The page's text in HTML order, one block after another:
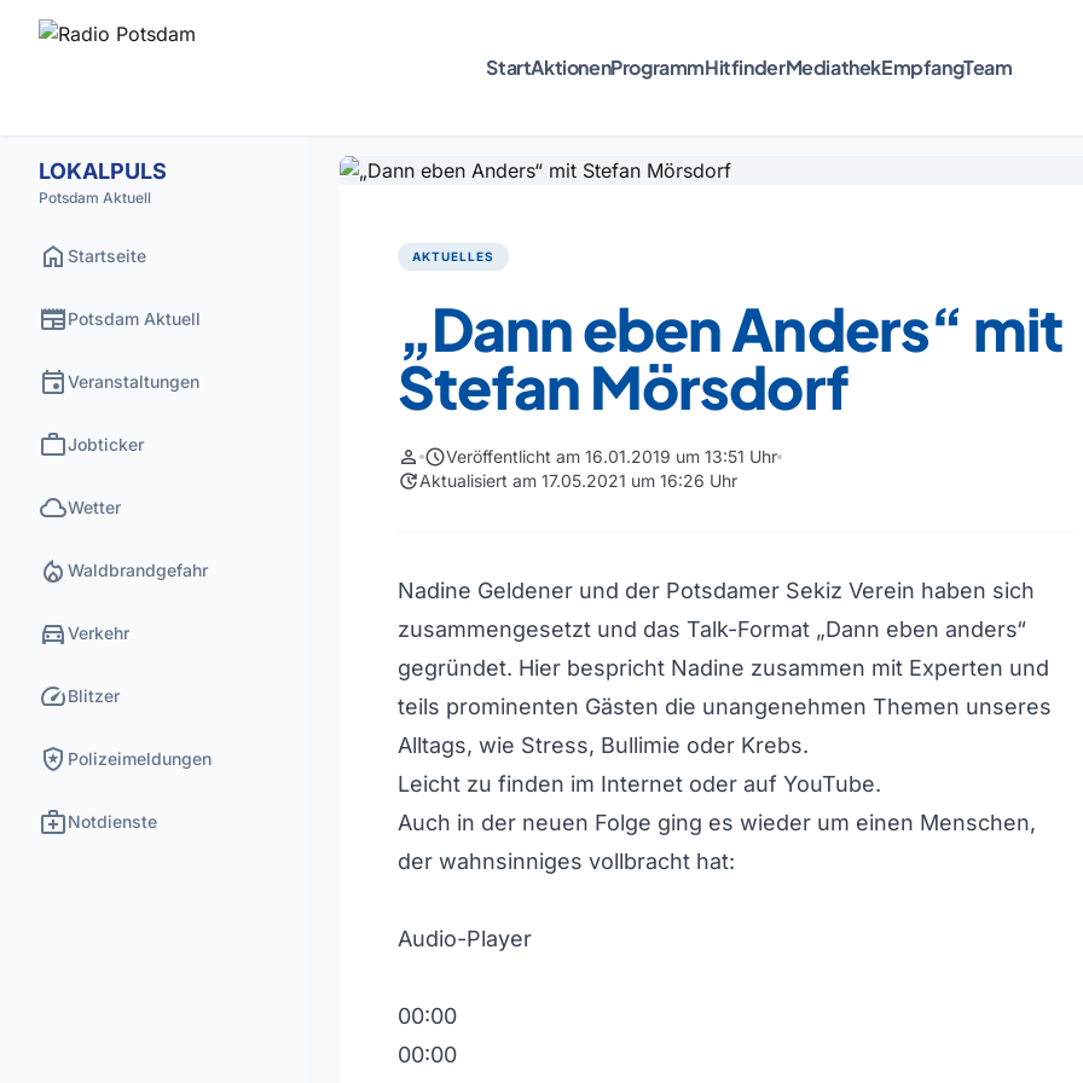
StartAktionenProgrammHitfinderMediathekEmpfangTeam
LOKALPULS
Potsdam Aktuell
home Startseite
newspaperPotsdam Aktuell
eventVeranstaltungen
workJobticker
cloudWetter
local_fire_department Waldbrandgefahr
directions_carVerkehr
speedBlitzer
local_police Polizeimeldungen
medical_servicesNotdienste
AKTUELLES
„Dann eben Anders“ mit
Stefan Mörsdorf
person scheduleVeröffentlicht am 16.01.2019 um 13:51 Uhr
updateAktualisiert am 17.05.2021 um 16:26 Uhr
Nadine Geldener und der Potsdamer Sekiz Verein haben sich
zusammengesetzt und das Talk-Format „Dann eben anders“
gegründet. Hier bespricht Nadine zusammen mit Experten und
teils prominenten Gästen die unangenehmen Themen unseres
Alltags, wie Stress, Bullimie oder Krebs.
Leicht zu finden im Internet oder auf YouTube.
Auch in der neuen Folge ging es wieder um einen Menschen,
der wahnsinniges vollbracht hat:
Audio-Player
00:00
00:00